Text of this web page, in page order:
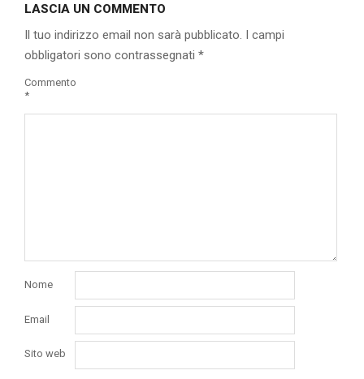
01
LASCIA UN COMMENTO
Il tuo indirizzo email non sarà pubblicato. I campi
obbligatori sono contrassegnati *
Commento
*
Nome
Email
Sito web